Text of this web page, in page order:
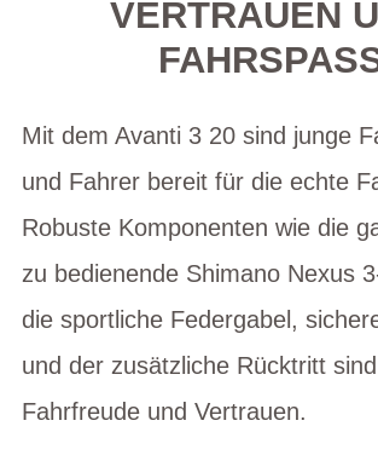
VERTRAUEN
Mit dem Avanti 3 20 sind junge
und Fahrer bereit für die echte
Robuste Komponenten wie die
zu bedienende Shimano Nexus
die sportliche Federgabel,
und der zusätzliche Rücktritt
Fahrfreude und Vertrauen.